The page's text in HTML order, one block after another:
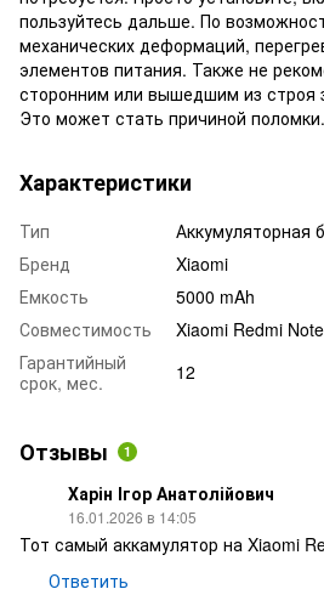
пользуйтесь дальше. По
механических деформаций,
элементов питания. Также не
сторонним или вышедшим из строя
Это может стать причиной поломки.
Характеристики
Тип
Аккумуляторная
Бренд
Xiaomi
Емкость
5000 mAh
Совместимость
Xiaomi Redmi
Гарантийный
срок, мес.
12
Отзывы 1
Харін Ігор Анатолійович
16.01.2026 в 14:05
Тот самый аккамулятор на Xiaomi
Ответить